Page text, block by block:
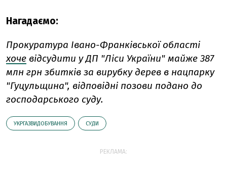
Нагадаємо:
Прокуратура Івано-Франківської області
хоче відсудити у ДП "Ліси України" майже 387
млн грн збитків за вирубку дерев в нацпарку
"Гуцульщина", відповідні позови подано до
господарського суду.
УКРГАЗВИДОБУВАННЯ СУДИ
РЕКЛАМА: